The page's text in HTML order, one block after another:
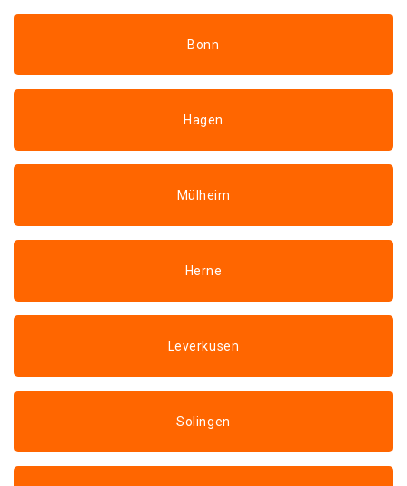
Bonn
Hagen
Mülheim
Herne
Leverkusen
Solingen